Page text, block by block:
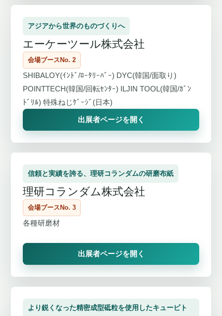
アジアから世界のものづくりへ
エーケーツール株式会社
会場ブースNo. 2
SHIBALOY(ｲﾝﾄﾞ/ﾛｰﾀﾘｰﾊﾞｰ) DYC(韓国/面取り)
POINTTECH(韓国/回転ｾﾝﾀｰ) ILJIN TOOL(韓国/ｶﾞﾝ
ﾄﾞﾘﾙ) 特殊ねじｹﾞｰｼﾞ(日本)
出展者ページを開く
信頼と実績を誇る、理研コランダムの研磨布紙
理研コランダム株式会社
会場ブースNo. 3
各種研磨材
出展者ページを開く
より鋭くなった精密成型砥粒を使用したキュービト